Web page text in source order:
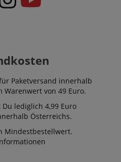
Paketversand innerhalb
Warenwert von 49 Euro.
lediglich 4,99 Euro
Österreichs.
Mindestbestellwert.